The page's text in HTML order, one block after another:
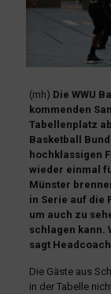
(mh) Die WWU
kommenden
Tabellenplatz
Basketball
hochklassigen
wieder einmal
Münster
in Serie auf die
um auch zu
schlagen kann.
sagt
Die Gäste aus
in der Tabelle